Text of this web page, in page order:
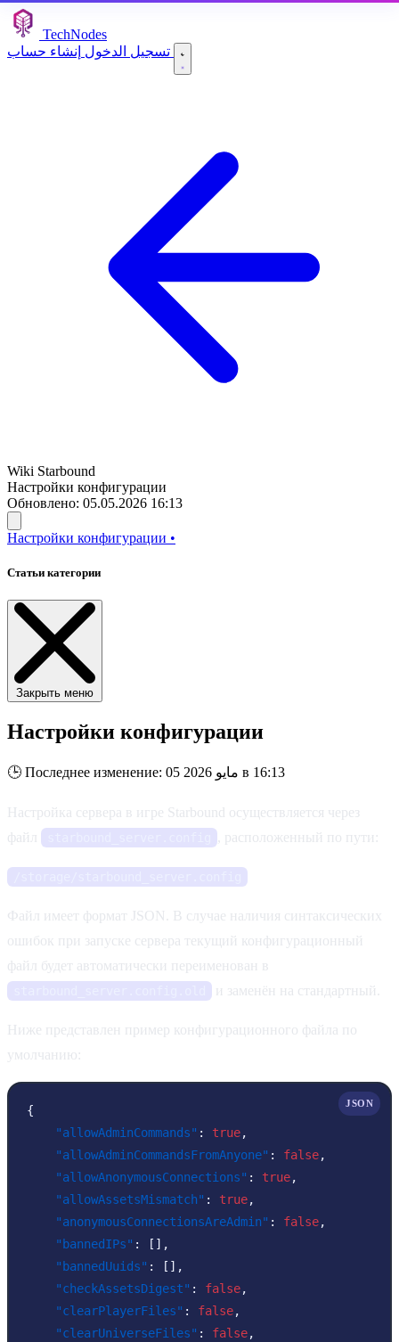
TechNodes
تسجيل الدخول
Wiki Starbound
Настройки конфигурации
Обновлено: 05.05.2026 16:13
Настройки конфигурации •
Статьи категории
Закрыть меню
Настройки конфигурации
🕒 Последнее изменение: 05 مايو 2026 в 16:13
Настройка сервера в игре Starbound осуществляется через
файл
, расположенный по пути:
Файл имеет формат JSON. В случае наличия синтаксических
ошибок при запуске сервера текущий конфигурационный
файл будет автоматически переименован в
и заменён на стандартный.
Ниже представлен пример конфигурационного файла по
умолчанию:
JSON
{
"allowAdminCommands" : true,
"allowAdminCommandsFromAnyone" : false,
"allowAnonymousConnections" : true,
"allowAssetsMismatch" : true,
"anonymousConnectionsAreAdmin" : false,
"bannedIPs" : [ ] ,
"bannedUuids" : [ ] ,
"checkAssetsDigest" : false,
"clearPlayerFiles" : false,
"clearUniverseFiles" : false,